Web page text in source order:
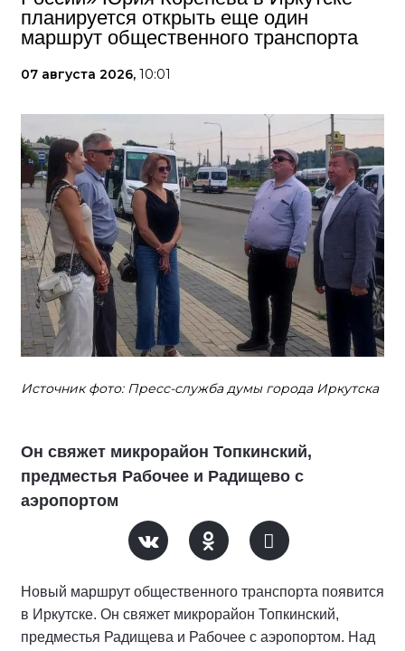
планируется открыть еще один
маршрут общественного транспорта
07 августа 2026, 10:01
Источник фото: Пресс-служба думы города Иркутска
Он свяжет микрорайон Топкинский,
предместья Рабочее и Радищево с
аэропортом
Новый маршрут общественного транспорта появится
в Иркутске. Он свяжет микрорайон Топкинский,
предместья Радищева и Рабочее с аэропортом. Над